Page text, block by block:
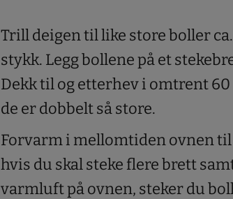
Trill deigen til like store boller
stykk. Legg bollene på et
Dekk til og etterhev i omtrent
de er dobbelt så store.
Forvarm i mellomtiden ovnen
hvis du skal steke flere brett
varmluft på ovnen, steker du